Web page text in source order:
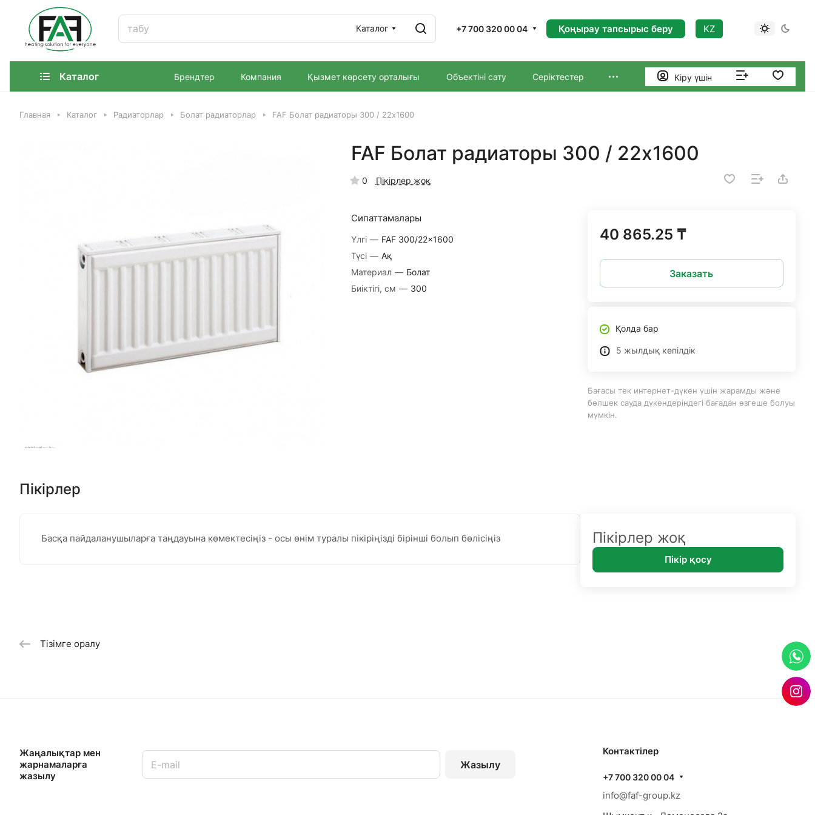
Каталог +7 700 320 00 04 Қоңырау тапсырыс беру KZ
Каталог Брендтер Компания Қызмет көрсету орталығы Объектіні сату Серіктестер Кіру үшін
Главная Каталог Радиаторлар Болат радиаторлар FAF Болат радиаторы 300 / 22x1600
FAF Болат радиаторы 300 / 22x1600
0 Пікірлер жоқ
Сипаттамалары
Үлгі — FAF 300/22x1600
Түсі — Ақ
Материал — Болат
Биіктігі, см — 300
40 865.25 ₸
Заказать
Қолда бар
5 жылдық кепілдік
Бағасы тек интернет-дүкен үшін жарамды және
бөлшек сауда дүкендеріндегі бағадан өзгеше болуы
мүмкін.
Пікірлер
Басқа пайдаланушыларға таңдауына көмектесіңіз - осы өнім туралы пікіріңізді бірінші болып бөлісіңіз Пікірлер жоқ
Пікір қосу
Тізімге оралу
Жаңалықтар мен
жарнамаларға
жазылу
Жазылу
Контактілер
+7 700 320 00 04
info@faf-group.kz